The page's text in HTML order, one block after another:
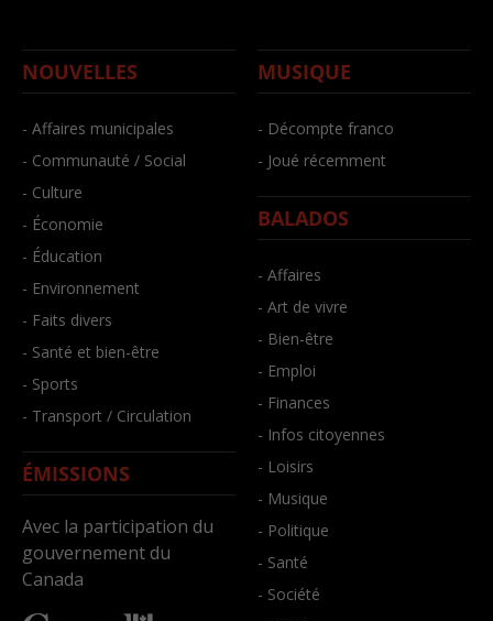
NOUVELLES
- Affaires municipales
- Communauté / Social
- Culture
- Économie
- Éducation
- Environnement
- Faits divers
- Santé et bien-être
- Sports
- Transport / Circulation
ÉMISSIONS
Avec la participation du
gouvernement du
Canada
MUSIQUE
- Décompte franco
- Joué récemment
BALADOS
- Affaires
- Art de vivre
- Bien-être
- Emploi
- Finances
- Infos citoyennes
- Loisirs
- Musique
- Politique
- Santé
- Société